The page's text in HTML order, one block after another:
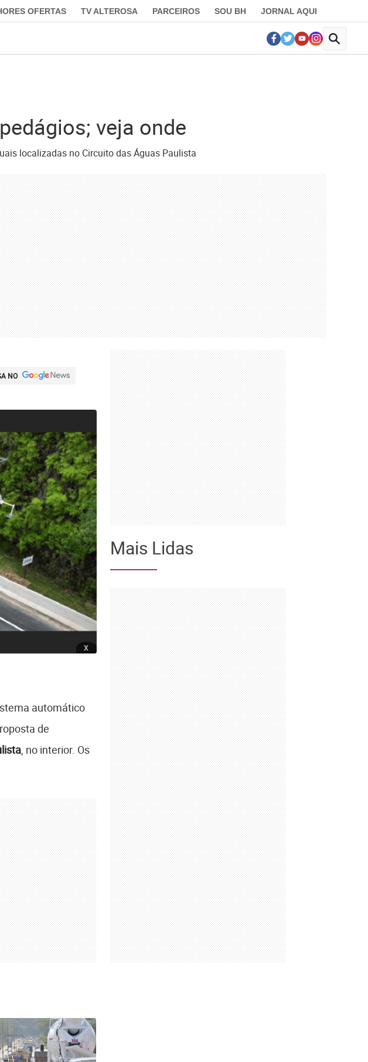
OFERTAS TV ALTEROSA PARCEIROS SOU BH JORNAL AQUI
veja onde
localizadas no Circuito das Águas Paulista
NO
x
automático
de
, no interior. Os
Mais Lidas